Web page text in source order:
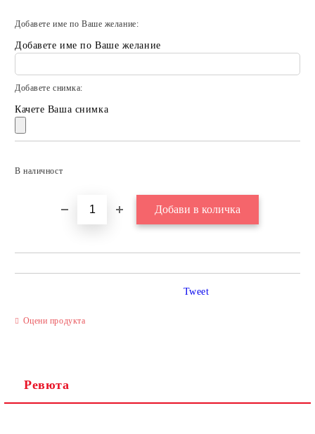
Добавете име по Ваше желание:
Добавете име по Ваше желание
Добавете снимка:
Качете Ваша снимка
В наличност
Оцени продукта
Tweet
Ревюта